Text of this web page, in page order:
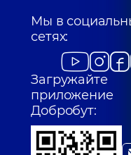
Мы в
сетях:
Загружайте
приложение
Добробут: